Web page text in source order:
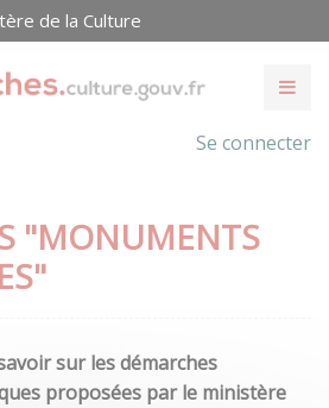
de la Culture
Se connecter
"MONUMENTS
sur les démarches
proposées par le ministère